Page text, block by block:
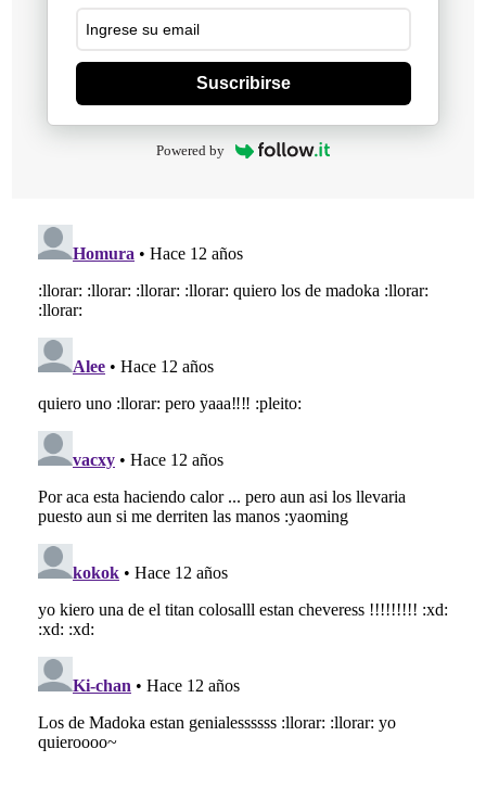
Suscribirse
Powered by